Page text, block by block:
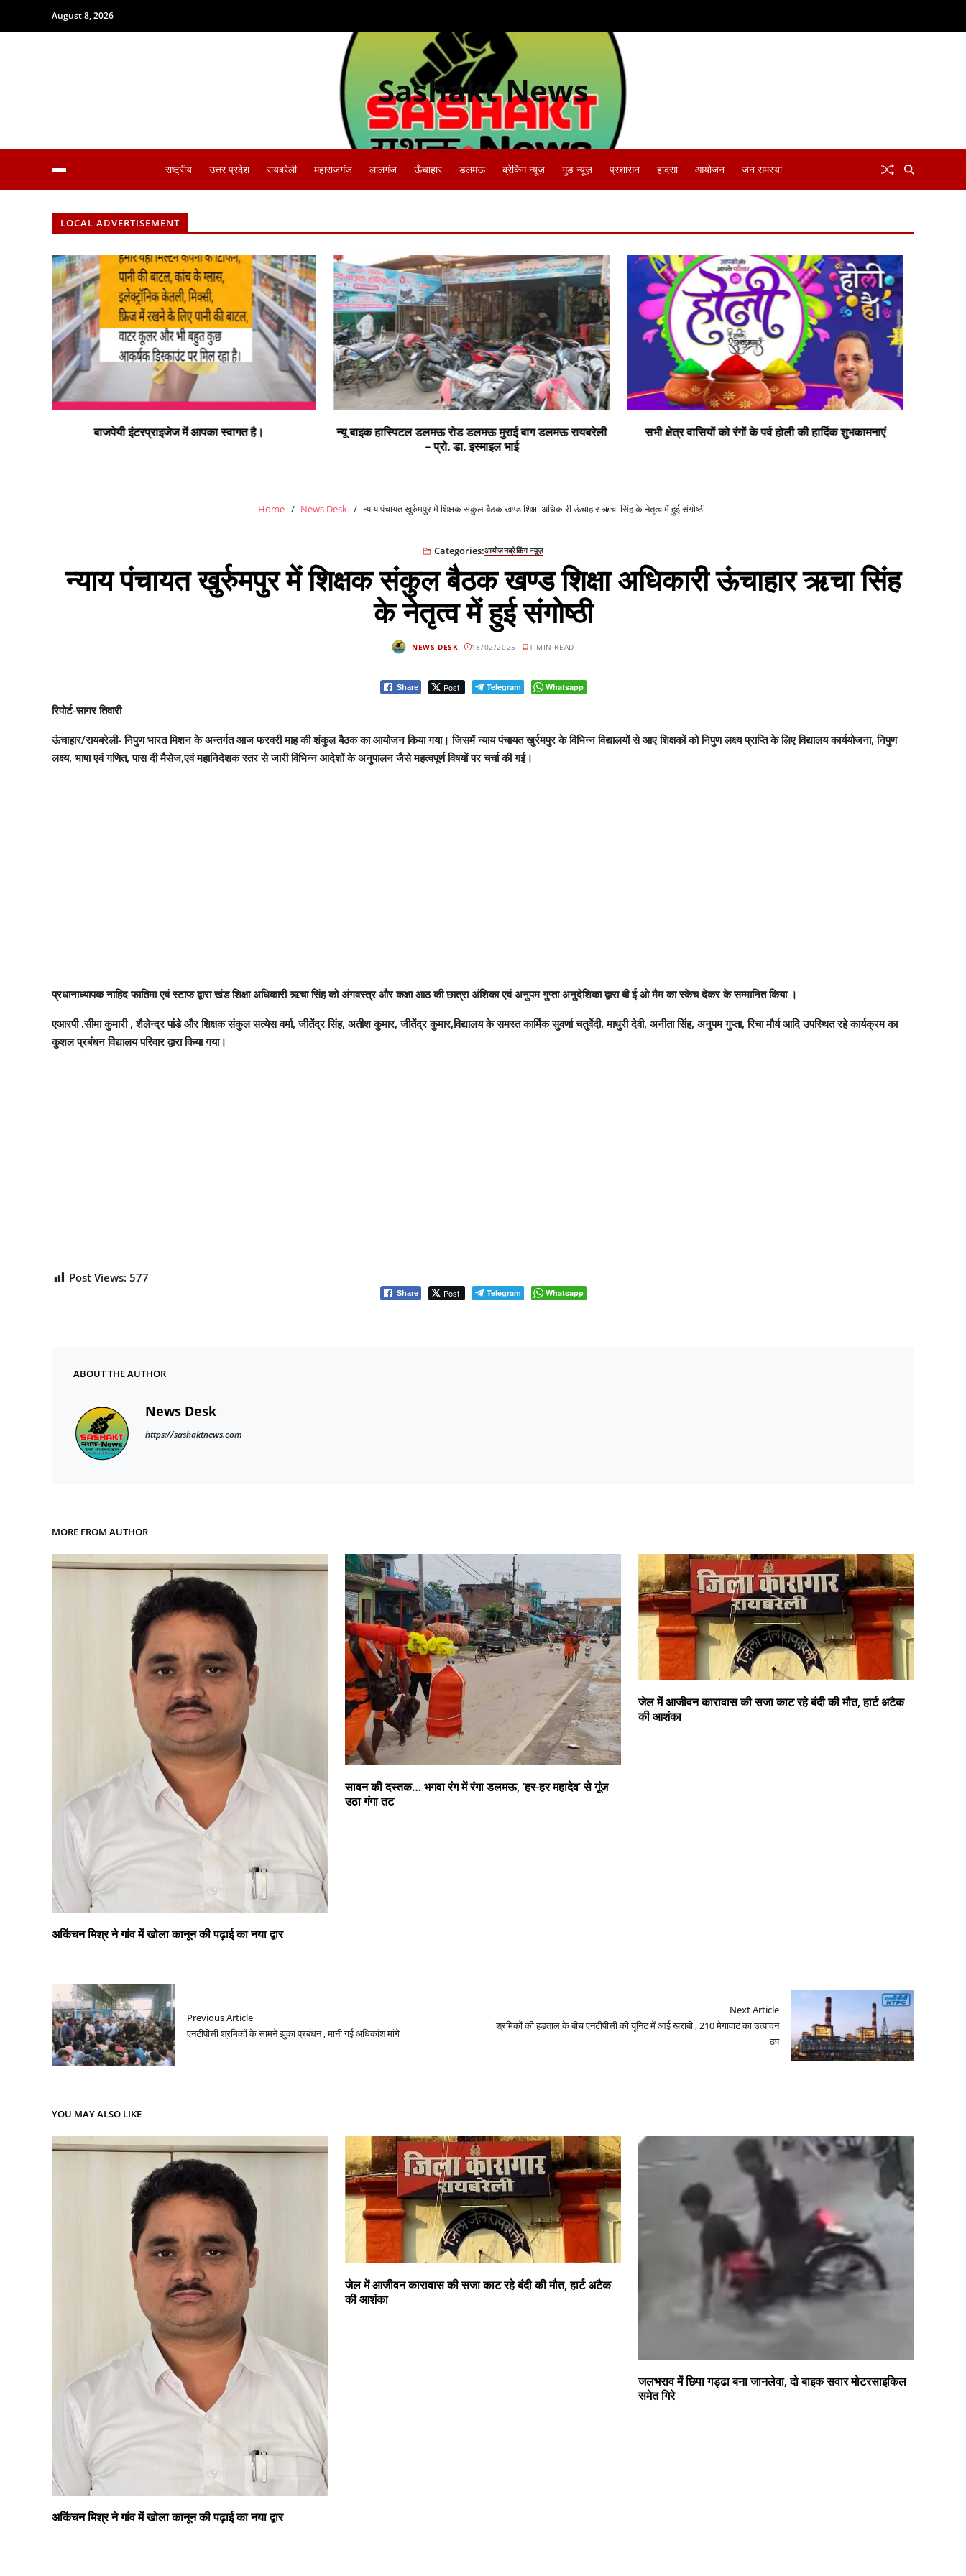
August 8, 2026
Sashakt News
राष्ट्रीय उत्तर प्रदेश रायबरेली महाराजगंज लालगंज ऊँचाहार डलमऊ ब्रेकिंग न्यूज़ गुड न्यूज़ प्रशासन हादसा आयोजन जन समस्या
LOCAL ADVERTISEMENT
न्यू बाइक हास्पिटल डलमऊ रोड डलमऊ मुराई बाग डलमऊ रायबरेली
सभी क्षेत्र वासियों को रंगों के पर्व होली की हार्दिक शुभकामनाएं दीपक सोनी प्रत्याशी जिलापंचायत सदस्य डलमऊ प्रथम
Home News Desk न्याय पंचायत खुर्रुमपुर में शिक्षक संकुल बैठक खण्ड शिक्षा अधिकारी ऊंचाहार ऋचा सिंह के नेतृत्व में हुई संगोष्ठी
Categories:आयोजनब्रेकिंग न्यूज़
न्याय पंचायत खुर्रुमपुर में शिक्षक संकुल बैठक खण्ड शिक्षा अधिकारी ऊंचाहार ऋचा सिंह
के नेतृत्व में हुई संगोष्ठी
NEWS DESK 18/02/2025 1 MIN READ
Share Post Telegram Whatsapp
रिपोर्ट-सागर तिवारी
ऊंचाहार/रायबरेली- निपुण भारत मिशन के अन्तर्गत आज फरवरी माह की शंकुल बैठक का आयोजन किया गया। जिसमें न्याय पंचायत खुर्रमपुर के विभिन्न विद्यालयों से आए शिक्षकों को निपुण लक्ष्य प्राप्ति के लिए विद्यालय कार्ययोजना, निपुण
लक्ष्य, भाषा एवं गणित, पास दी मैसेज,एवं महानिदेशक स्तर से जारी विभिन्न आदेशों के अनुपालन जैसे महत्वपूर्ण विषयों पर चर्चा की गई।
प्रधानाध्यापक नाहिद फातिमा एवं स्टाफ द्वारा खंड शिक्षा अधिकारी ऋचा सिंह को अंगवस्त्र और कक्षा आठ की छात्रा अंशिका एवं अनुपम गुप्ता अनुदेशिका द्वारा बी ई ओ मैम का स्केच देकर के सम्मानित किया ।
एआरपी .सीमा कुमारी , शैलेन्द्र पांडे और शिक्षक संकुल सत्येस वर्मा, जीतेंद्र सिंह, अतीश कुमार, जीतेंद्र कुमार,विद्यालय के समस्त कार्मिक सुवर्णा चतुर्वेदी, माधुरी देवी, अनीता सिंह, अनुपम गुप्ता, रिचा मौर्य आदि उपस्थित रहे कार्यक्रम का
कुशल प्रबंधन विद्यालय परिवार द्वारा किया गया।
Post Views: 577
Share Post Telegram Whatsapp
ABOUT THE AUTHOR
News Desk
https://sashaktnews.com
MORE FROM AUTHOR
अकिंचन मिश्र ने गांव में खोला कानून की पढ़ाई का नया द्वार
सावन की दस्तक… भगवा रंग में रंगा डलमऊ, ‘हर-हर महादेव’ से गूंज
उठा गंगा तट
जेल में आजीवन कारावास की सजा काट रहे बंदी की मौत, हार्ट अटैक
की आशंका
Previous Article
एनटीपीसी श्रमिकों के सामने झुका प्रबंधन , मानी गई अधिकांश मांगे
Next Article
श्रमिकों की हड़ताल के बीच एनटीपीसी की यूनिट में आई खराबी , 210 मेगावाट का उत्पादन
ठप
YOU MAY ALSO LIKE
अकिंचन मिश्र ने गांव में खोला कानून की पढ़ाई का नया द्वार
जेल में आजीवन कारावास की सजा काट रहे बंदी की मौत, हार्ट अटैक
की आशंका
जलभराव में छिपा गड्ढा बना जानलेवा, दो बाइक सवार मोटरसाइकिल
समेत गिरे